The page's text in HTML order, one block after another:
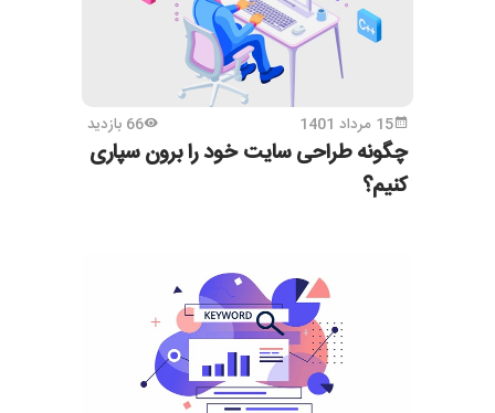
15 مرداد 1401 66 بازدید
چگونه طراحی سایت خود را برون سپاری
کنیم؟